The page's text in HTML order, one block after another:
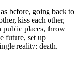
before, going back to
kiss each other,
public places, throw
future, set up
reality: death.